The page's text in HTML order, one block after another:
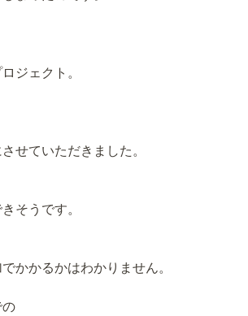
ジェクト。
せていただきました。
そうです。
かかるかはわかりません。